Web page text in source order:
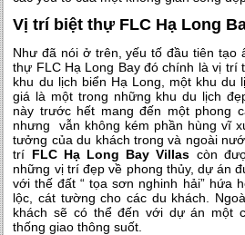
Vị trí biệt thự FLC Hạ Long
Như đã nói ở trên, yếu tố đầu tiên tạo
thự FLC Hạ Long Bay đó chính là vị trí
khu du lịch biển Hạ Long, một khu du
giá là một trong những khu du lịch
này trước hết mang đến một phong
nhưng vẫn không kém phần hùng vĩ
tưởng của du khách trong và ngoài
trí FLC Hạ Long Bay Villas còn
những vị trí đẹp về phong thủy, dự án
với thế đất “ tọa sơn nghinh hải” hứa
lộc, cát tường cho các du khách.
khách sẽ có thể đến với dự án một
thống giao thông suốt.